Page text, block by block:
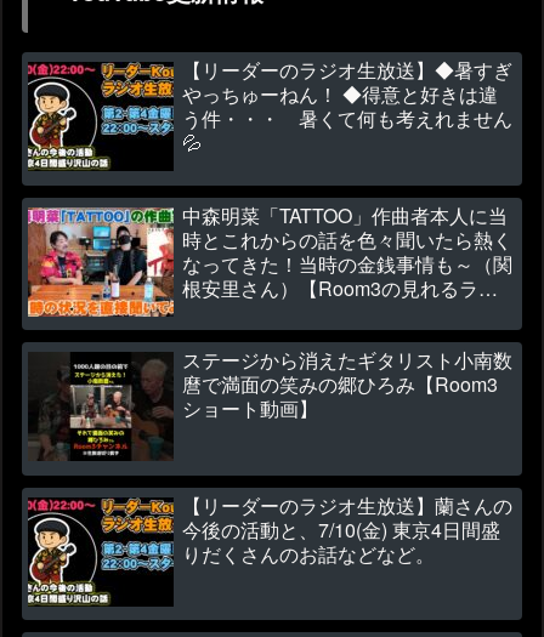
【リーダーのラジオ生放送】◆暑すぎ
やっちゅーねん！ ◆得意と好きは違
う件・・・ 暑くて何も考えれません
💦
中森明菜「TATTOO」作曲者本人に当
時とこれからの話を色々聞いたら熱く
なってきた！当時の金銭事情も～（関
根安里さん）【Room3の見れるラジ
ステージから消えたギタリスト小南数
麿で満面の笑みの郷ひろみ【Room3
ショート動画】
【リーダーのラジオ生放送】蘭さんの
今後の活動と、7/10(金) 東京4日間盛
りだくさんのお話などなど。